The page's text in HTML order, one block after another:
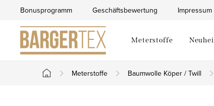
springen
Bonusprogramm Geschäftsbewertung Impressum
Meterstoffe
Startseite
Meterstoffe Baumwolle Köper / Twill